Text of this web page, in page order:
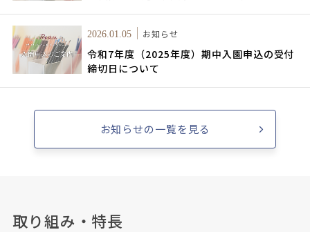
2026.01.05 お知らせ
令和7年度（2025年度）期中入園申込の受付
締切日について
お知らせの一覧を見る
取り組み・特長